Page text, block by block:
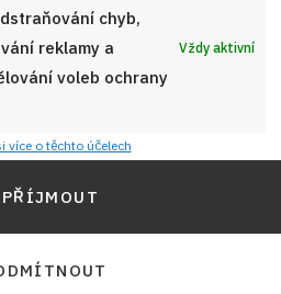
chyb,
reklamy a
voleb ochrany
Vždy aktivní
více o těchto účelech
PŘÍJMOUT
kuře s křupavou
podle tohoto receptu navíc voní
mytí hromady nádobí.